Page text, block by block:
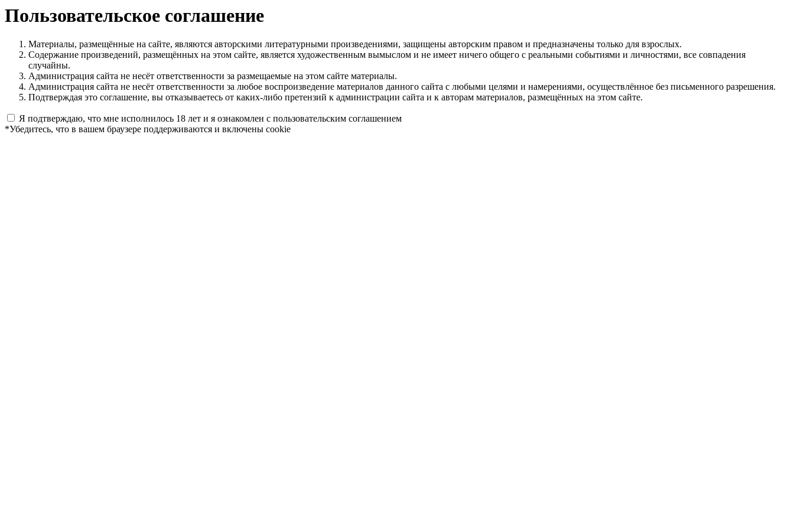
Пользовательское соглашение
Материалы, размещённые на сайте, являются авторскими литературными произведениями, защищены авторским правом и предназначены только для взрослых.
Содержание произведений, размещённых на этом сайте, является художественным вымыслом и не имеет ничего общего с реальными событиями и личностями, все совпадения
случайны.
Администрация сайта не несёт ответственности за размещаемые на этом сайте материалы.
Администрация сайта не несёт ответственности за любое воспроизведение материалов данного сайта с любыми целями и намерениями, осуществлённое без письменного разрешения.
Подтверждая это соглашение, вы отказываетесь от каких-либо претензий к администрации сайта и к авторам материалов, размещённых на этом сайте.
Я подтверждаю, что мне исполнилось 18 лет и я ознакомлен с пользовательским соглашением
*Убедитесь, что в вашем браузере поддерживаются и включены cookie